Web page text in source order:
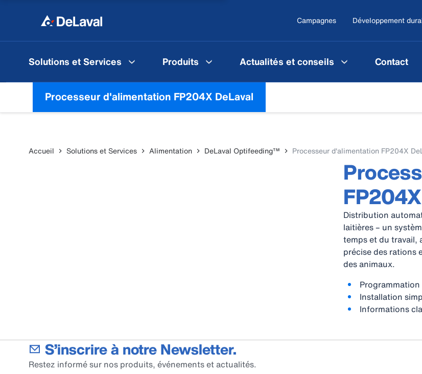
Campagnes Développement
Solutions et Services Produits Actualités et conseils Contact
Processeur d'alimentation FP204X DeLaval
Accueil Solutions et Services Alimentation DeLaval Optifeeding™ Processeur d'alimentation FP204X
Distribution
laitières – un
temps et du travail,
précise des rations
des animaux.
Installation
Informations
S’inscrire à notre Newsletter.
Restez informé sur nos produits, événements et actualités.